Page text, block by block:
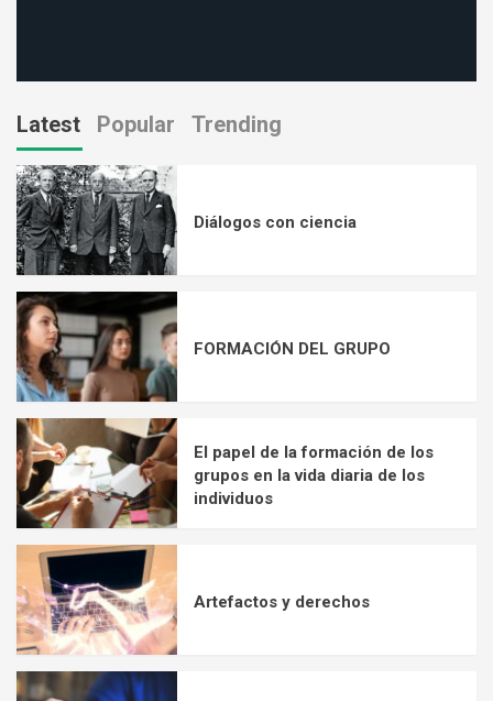
Latest Popular Trending
Diálogos con ciencia
FORMACIÓN DEL GRUPO
El papel de la formación de los
grupos en la vida diaria de los
individuos
Artefactos y derechos